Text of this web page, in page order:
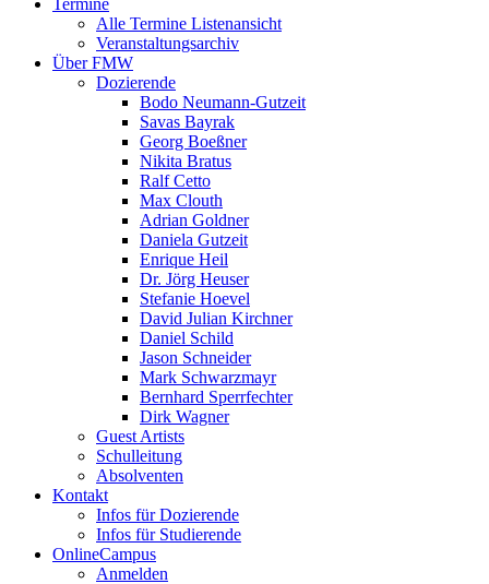
Alle Termine Listenansicht
Veranstaltungsarchiv
Über FMW
Dozierende
Bodo Neumann-Gutzeit
Savas Bayrak
Georg Boeßner
Nikita Bratus
Ralf Cetto
Max Clouth
Adrian Goldner
Daniela Gutzeit
Enrique Heil
Dr. Jörg Heuser
Stefanie Hoevel
David Julian Kirchner
Daniel Schild
Jason Schneider
Mark Schwarzmayr
Bernhard Sperrfechter
Dirk Wagner
Guest Artists
Schulleitung
Absolventen
Kontakt
Infos für Dozierende
Infos für Studierende
OnlineCampus
Anmelden